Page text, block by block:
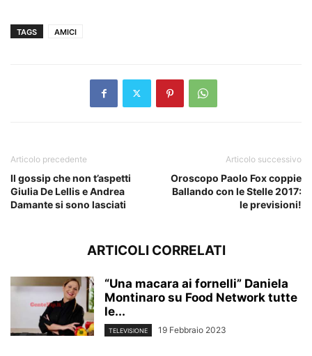
TAGS AMICI
Articolo precedente
Il gossip che non t’aspetti
Giulia De Lellis e Andrea
Damante si sono lasciati
Articolo successivo
Oroscopo Paolo Fox coppie
Ballando con le Stelle 2017:
le previsioni!
ARTICOLI CORRELATI
“Una macara ai fornelli” Daniela
Montinaro su Food Network tutte
le...
TELEVISIONE 19 Febbraio 2023